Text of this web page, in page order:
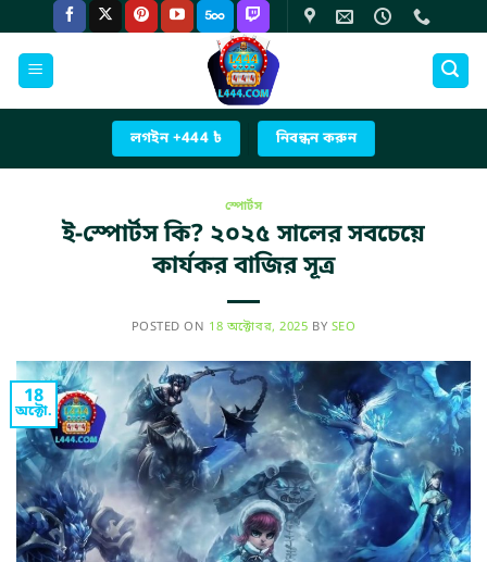
to
content
লগইন +444 ৳ নিবন্ধন করুন
স্পোর্টস
ই-স্পোর্টস কি? ২০২৫ সালের সবচেয়ে
কার্যকর বাজির সূত্র
POSTED ON 18 অক্টোবর, 2025 BY SEO
18
অক্টো.